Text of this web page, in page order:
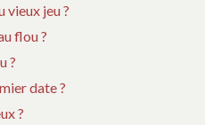
vieux jeu ?
flou ?
?
date ?
?